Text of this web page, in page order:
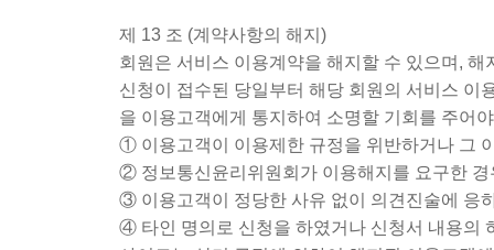
제 13 조 (계약사항의 해지)
회원은 서비스 이용계약을 해지할 수 있으며,
신청이 접수된 당일부터 해당 회원의 서비스 이
을 이용고객에게 통지하여 소명할 기회를 주어
① 이용고객이 이용제한 규정을 위반하거나 그
② 정보통신윤리위원회가 이용해지를 요구한 경
③ 이용고객이 정당한 사유 없이 의견진술에 응
④ 타인 명의로 신청을 하였거나 신청서 내용의